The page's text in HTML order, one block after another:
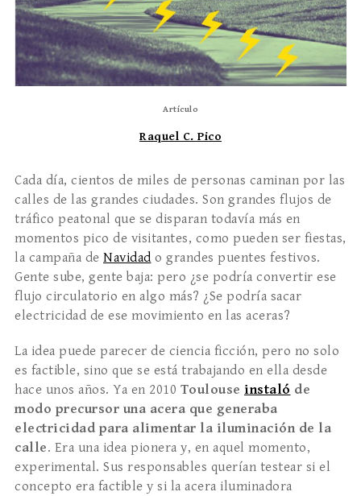
Artículo
Raquel C. Pico
Cada día, cientos de miles de personas caminan por las
calles de las grandes ciudades. Son grandes flujos de
tráfico peatonal que se disparan todavía más en
momentos pico de visitantes, como pueden ser fiestas,
la campaña de Navidad o grandes puentes festivos.
Gente sube, gente baja: pero ¿se podría convertir ese
flujo circulatorio en algo más? ¿Se podría sacar
electricidad de ese movimiento en las aceras?
La idea puede parecer de ciencia ficción, pero no solo
es factible, sino que se está trabajando en ella desde
hace unos años. Ya en 2010 Toulouse instaló de
modo precursor una acera que generaba
electricidad para alimentar la iluminación de la
calle. Era una idea pionera y, en aquel momento,
experimental. Sus responsables querían testear si el
concepto era factible y si la acera iluminadora